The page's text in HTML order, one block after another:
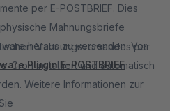
Mahnungsversandes per
Cron installiert und automatisch
Weitere Informationen zur
per E-POSTBRIEF. Dies
Mahnungsbriefe
heraus zu versenden. Vor
Plugin E-POSTBRIEF